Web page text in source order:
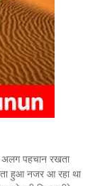
अलग पहचान रखता
हुआ नजर आ रहा था